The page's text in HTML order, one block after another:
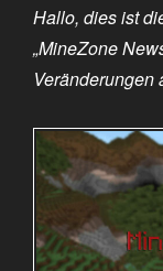
Hallo, dies ist
„MineZone